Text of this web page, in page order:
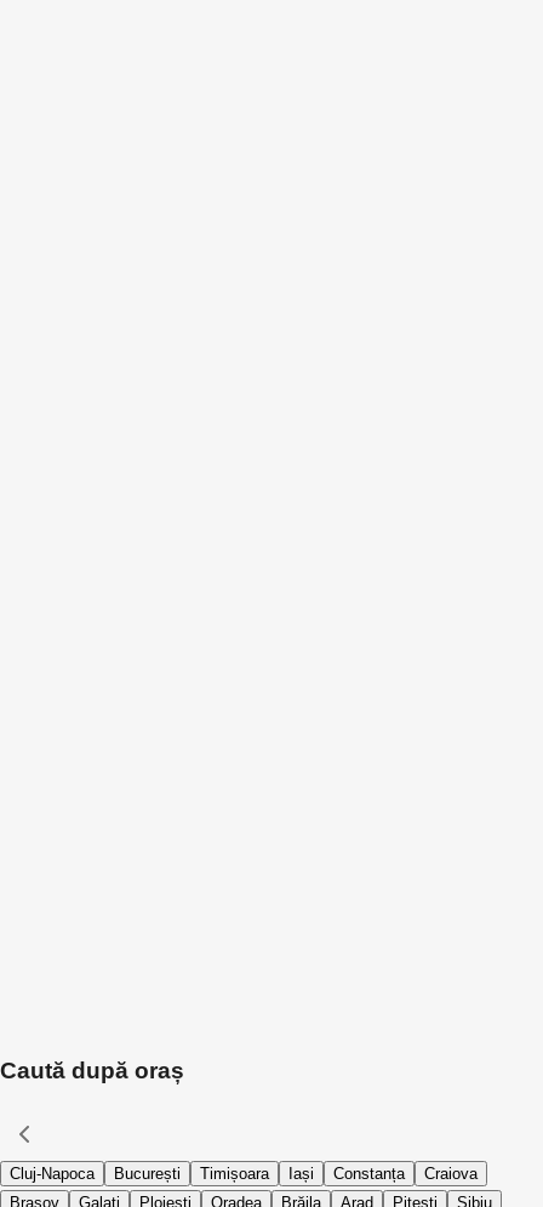
Caută după oraș
Cluj-Napoca București Timișoara Iași Constanța
Craiova
Brașov
Galați Ploiești Oradea Brăila Arad Pitești
Sibiu